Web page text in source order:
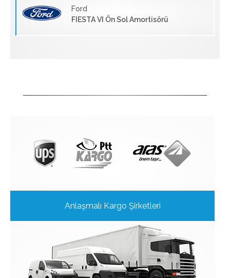
Ford
FIESTA VI Ön Sol Amortisörü
Anlaşmalı Kargo Şirketleri